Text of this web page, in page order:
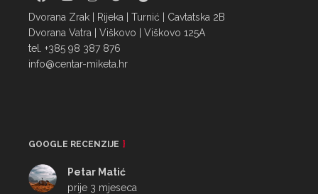
Dvorana Zrak | Rijeka | Turnić | Cavtatska 2B
Dvorana Vatra | Viškovo | Viškovo 125A
tel. +385 98 387 876
info@centar-miketa.hr
GOOGLE RECENZIJE
Petar Matić
prije 3 mjeseca